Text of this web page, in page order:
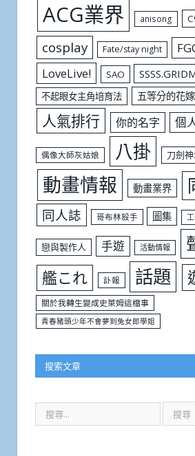
ACG業界 anisong
cosplay Fate/stay night
LoveLive! SAO
不起眼女主角培育法 五等分的花嫁
人氣排行 你的名字 個
偶像大師灰姑娘 八掛 刀劍
動畫情報 動畫業界
同人誌 哥布林殺手 圖集
戀與製作人 手遊 活動情報
艦これ 訃報 話題
關於我轉生變成史萊姆這檔事
青春豬頭少年不會夢到兔女郎學姐
搜索文章